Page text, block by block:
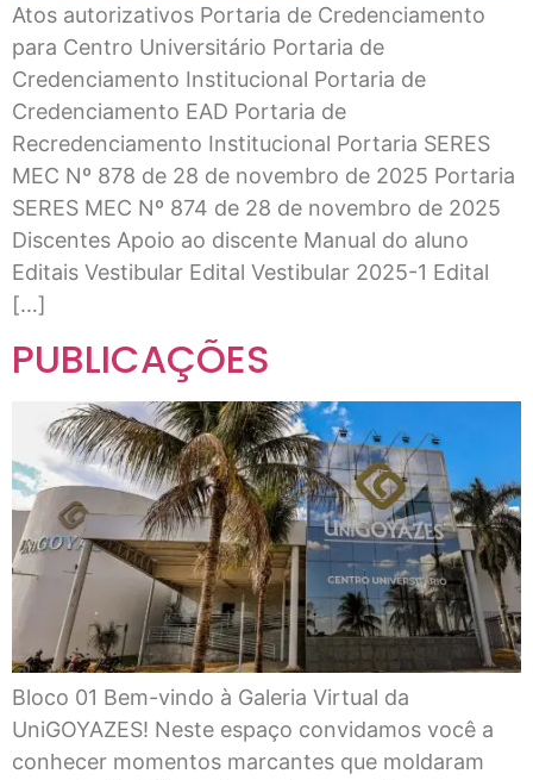
Atos autorizativos Portaria de Credenciamento
para Centro Universitário Portaria de
Credenciamento Institucional Portaria de
Credenciamento EAD Portaria de
Recredenciamento Institucional Portaria SERES
MEC Nº 878 de 28 de novembro de 2025 Portaria
SERES MEC Nº 874 de 28 de novembro de 2025
Discentes Apoio ao discente Manual do aluno
Editais Vestibular Edital Vestibular 2025-1 Edital
[…]
PUBLICAÇÕES
Bloco 01 Bem-vindo à Galeria Virtual da
UniGOYAZES! Neste espaço convidamos você a
conhecer momentos marcantes que moldaram